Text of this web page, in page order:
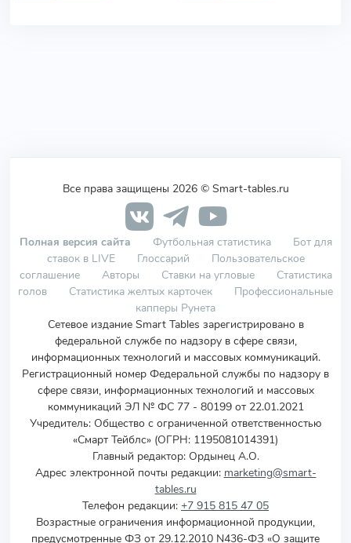
Все права защищены 2026 © Smart-tables.ru
Полная версия сайта Футбольная статистика
Бот для
ставок в LIVE
Глоссарий
Пользовательское
соглашение
Авторы Ставки на угловые
Статистика
голов
Статистика желтых карточек
Профессиональные
капперы Рунета
Сетевое издание Smart Tables зарегистрировано в
федеральной службе по надзору в сфере связи,
информационных технологий и массовых коммуникаций.
Регистрационный номер Федеральной службы по надзору в
сфере связи, информационных технологий и массовых
коммуникаций ЭЛ № ФС 77 - 80199 от 22.01.2021
Учредитель: Общество с ограниченной ответственностью
«Смарт Тейблс» (ОГРН: 1195081014391)
Главный редактор: Ордынец А.О.
Адрес электронной почты редакции: marketing@smart-
tables.ru
Телефон редакции: +7 915 815 47 05
Возрастные ограничения информационной продукции,
предусмотренные ФЗ от 29.12.2010 N436-ФЗ «О защите